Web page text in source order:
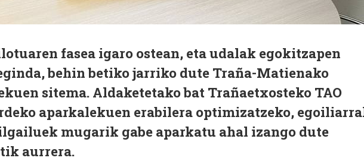
fasea igaro ostean, eta udalak egokitzapen
behin betiko jarriko dute Traña-Matienako
sitema. Aldaketetako bat Trañaetxosteko TAO
aparkalekuen erabilera optimizatzeko,
mugarik gabe aparkatu ahal izango dute
aurrera.